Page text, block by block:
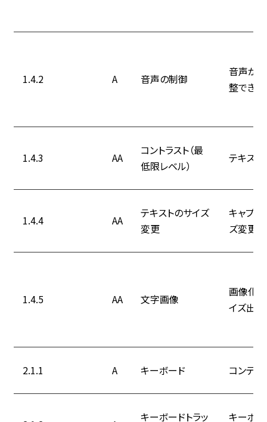
1.4.2 A 音声の制御
音声が
整できる
1.4.3 AA
コントラスト（最
低限レベル）
テキス
1.4.4 AA
テキストのサイズ
変更
キャプシ
ズ変更
1.4.5 AA 文字画像
画像化
イズ出
2.1.1 A キーボード コンテ
キーボードトラッ キーボー